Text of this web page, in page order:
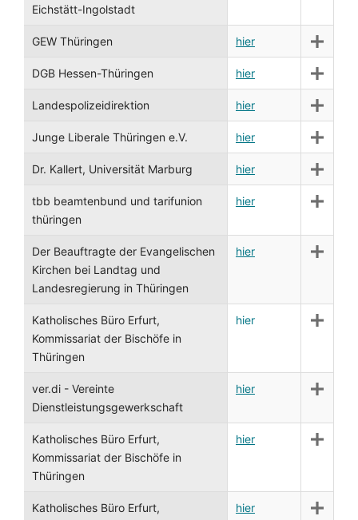
Eichstätt-Ingolstadt
GEW Thüringen hier
DGB Hessen-Thüringen hier
Landespolizeidirektion hier
Junge Liberale Thüringen e.V. hier
Dr. Kallert, Universität Marburg hier
tbb beamtenbund und tarifunion
thüringen
hier
Der Beauftragte der Evangelischen
Kirchen bei Landtag und
Landesregierung in Thüringen
hier
Katholisches Büro Erfurt,
Kommissariat der Bischöfe in
Thüringen
hier
ver.di - Vereinte
Dienstleistungsgewerkschaft
hier
Katholisches Büro Erfurt,
Kommissariat der Bischöfe in
Thüringen
hier
Katholisches Büro Erfurt,
hier